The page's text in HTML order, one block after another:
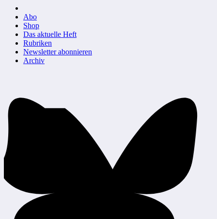
Abo
Shop
Das aktuelle Heft
Rubriken
Newsletter abonnieren
Archiv